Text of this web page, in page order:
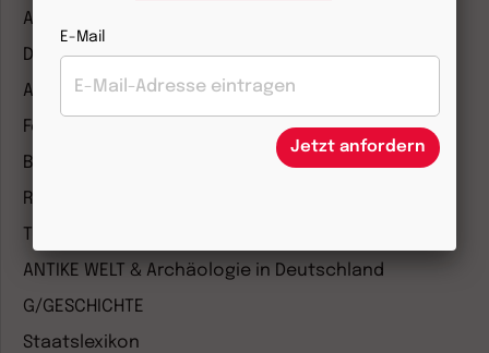
Anzeiger für die Seelsorge
Diakonia
Amosinternational
Forum Weltkirche
Biblische Notizen
Römische Quartalschrift
Theologie und Philosophie
ANTIKE WELT & Archäologie in Deutschland
G/GESCHICHTE
Staatslexikon
E-Mail
Jetzt anfordern